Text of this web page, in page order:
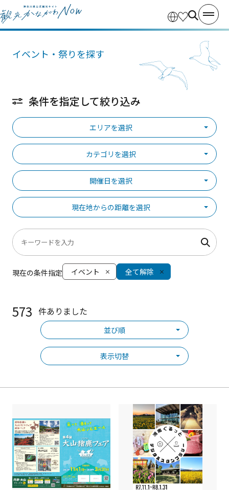
イベント・祭りを探す
条件を指定して絞り込み
エリアを選択
カテゴリを選択
開催日を選択
現在地からの距離を選択
現在の条件指定 イベント 全て解除
573 件ありました
並び順
表示切替